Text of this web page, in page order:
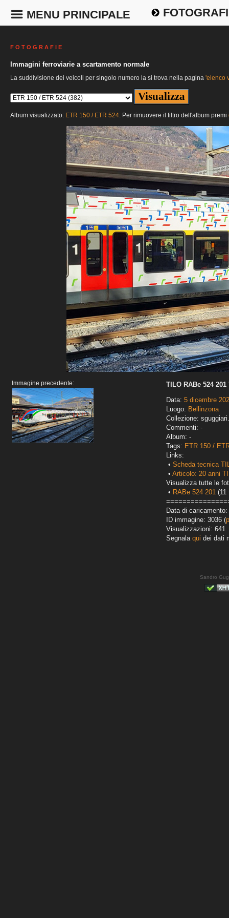
MENU PRINCIPALE
F O T O G R A F I E
Immagini ferroviarie a scartamento normale
La suddivisione dei veicoli per singolo numero la si trova nella pagina 'elenco
Album visualizzato: ETR 150 / ETR 524. Per rimuovere il filtro dell'album premi
Immagine precedente:
TILO RABe 524
Data: 5 dicembre
Luogo: Bellinzona
Collezione:
Commenti: -
Album: -
Tags: ETR 150 /
Links:
• Scheda tecnica
• Articolo: 20 anni
Visualizza tutte le
• RABe 524 201 (11
Data di
ID immagine: 3036 (
Visualizzazioni: 641
Segnala qui dei dati
Sandro